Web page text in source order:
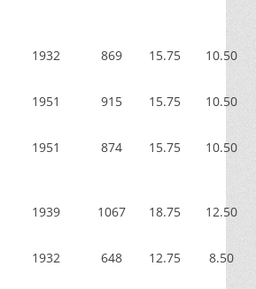
1932 869 15.75 10.50
1951 915 15.75 10.50
1951 874 15.75 10.50
1939 1067 18.75 12.50
1932 648 12.75 8.50